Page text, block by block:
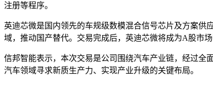
注册等程序。
英迪芯微是国内领先的车规级数模混合信号芯片及方案供
域，推动国产替代。交易完成后，英迪芯微将成为A股市
信邦智能表示，本次交易是公司围绕汽车产业链，经过全
汽车领域寻求新质生产力、实现产业升级的关键布局。